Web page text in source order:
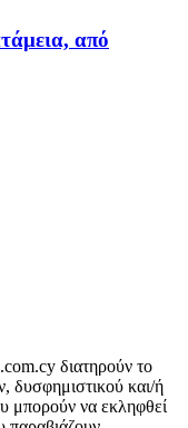
από
διατηρούν το
δυσφημιστικού και/ή
μπορούν να εκληφθεί